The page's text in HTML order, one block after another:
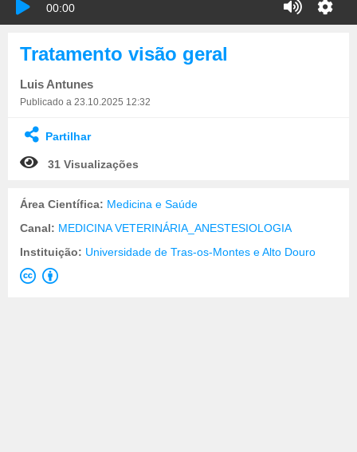
00:00
Tratamento visão geral
Luis Antunes
Publicado a 23.10.2025 12:32
Partilhar
31 Visualizações
Área Científica: Medicina e Saúde
Canal: MEDICINA VETERINÁRIA_ANESTESIOLOGIA
Instituição: Universidade de Tras-os-Montes e Alto Douro